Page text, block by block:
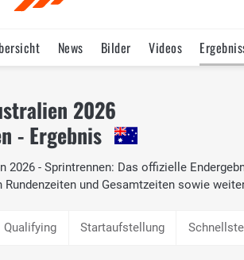
News Bilder Videos
2026
- Ergebnis
2026 - Sprintrennen: Das offizielle
Rundenzeiten und Gesamtzeiten sowie
Qualifying Startaufstellung